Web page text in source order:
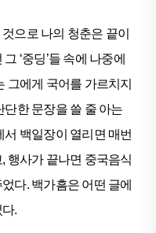
으로 나의 청춘은 끝이
‘중딩’들 속에 나중에
그에게 국어를 가르치지
한 문장을 쓸 줄 아는
백일장이 열리면 매번
행사가 끝나면 중국음식
다. 백가흠은 어떤 글에
.